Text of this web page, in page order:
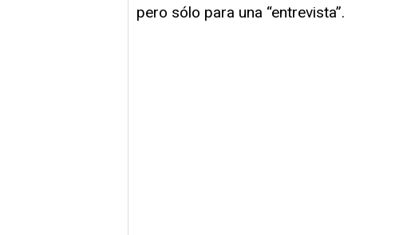
pero sólo para una “entrevista”.